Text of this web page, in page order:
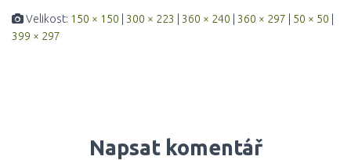
Velikost: 150 × 150 300 × 223 360 × 240 360 × 297 50 × 50
399 × 297
Napsat komentář